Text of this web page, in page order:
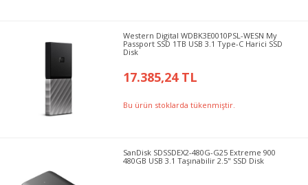
Western Digital WDBK3E0010PSL-WESN My
Passport SSD 1TB USB 3.1 Type-C Harici SSD
Disk
17.385,24 TL
Bu ürün stoklarda tükenmiştir.
SanDisk SDSSDEX2-480G-G25 Extreme 900
480GB USB 3.1 Taşınabilir 2.5" SSD Disk